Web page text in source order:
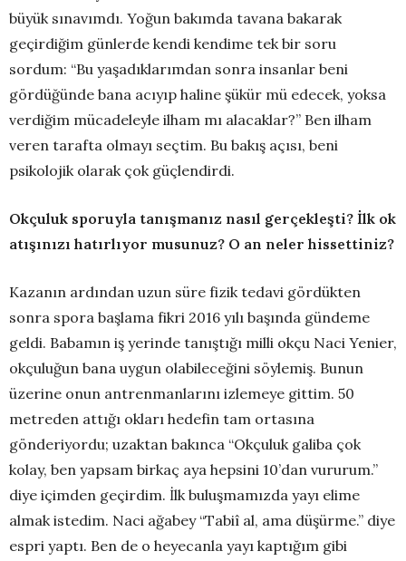
büyük sınavımdı. Yoğun bakımda tavana bakarak
geçirdiğim günlerde kendi kendime tek bir soru
sordum: “Bu yaşadıklarımdan sonra insanlar beni
gördüğünde bana acıyıp haline şükür mü edecek, yoksa
verdiğim mücadeleyle ilham mı alacaklar?” Ben ilham
veren tarafta olmayı seçtim. Bu bakış açısı, beni
psikolojik olarak çok güçlendirdi.
Okçuluk sporuyla tanışmanız nasıl gerçekleşti? İlk ok
atışınızı hatırlıyor musunuz? O an neler hissettiniz?
Kazanın ardından uzun süre fizik tedavi gördükten
sonra spora başlama fikri 2016 yılı başında gündeme
geldi. Babamın iş yerinde tanıştığı milli okçu Naci Yenier,
okçuluğun bana uygun olabileceğini söylemiş. Bunun
üzerine onun antrenmanlarını izlemeye gittim. 50
metreden attığı okları hedefin tam ortasına
gönderiyordu; uzaktan bakınca “Okçuluk galiba çok
kolay, ben yapsam birkaç aya hepsini 10’dan vururum.”
diye içimden geçirdim. İlk buluşmamızda yayı elime
almak istedim. Naci ağabey “Tabiî al, ama düşürme.” diye
espri yaptı. Ben de o heyecanla yayı kaptığım gibi